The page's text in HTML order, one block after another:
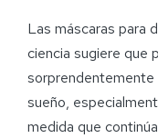
Las máscaras para
ciencia sugiere que
sorprendentemente
sueño,
medida que